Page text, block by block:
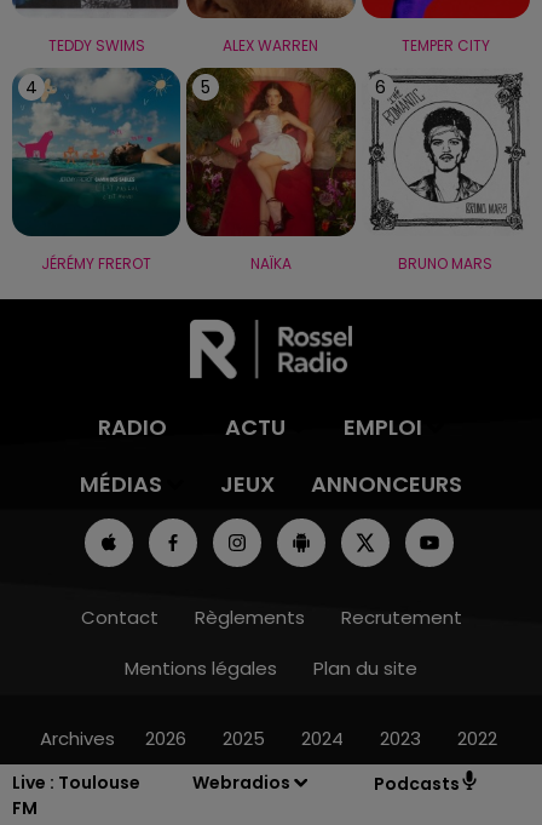
Live : Toulouse
FM
Webradios Podcasts
TEDDY SWIMS ALEX WARREN TEMPER CITY
4
JÉRÉMY FREROT
5
NAÏKA
6
BRUNO MARS
RADIO ACTU
EMPLOI
MÉDIAS
JEUX ANNONCEURS
Contact Règlements
Recrutement
Mentions légales
Plan du site
Archives 2026 2025 2024 2023 2022